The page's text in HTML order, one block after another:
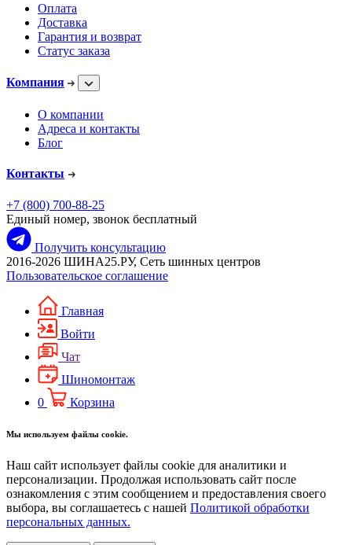
Оплата
Доставка
Гарантия и возврат
Статус заказа
Компания
О компании
Адреса и контакты
Блог
Контакты
+7 (800) 700-88-25
Единый номер, звонок бесплатный
Получить консультацию
2016-2026 ШИНА25.РУ, Сеть шинных центров
Пользовательское соглашение
Главная
Войти
Чат
Шиномонтаж
0
Корзина
Мы используем файлы cookie.
Наш сайт использует файлы cookie для аналитики и
персонализации. Продолжая использовать сайт после
ознакомления с этим сообщением и предоставления своего
выбора, вы соглашаетесь с нашей Политикой обработки
персональных данных.